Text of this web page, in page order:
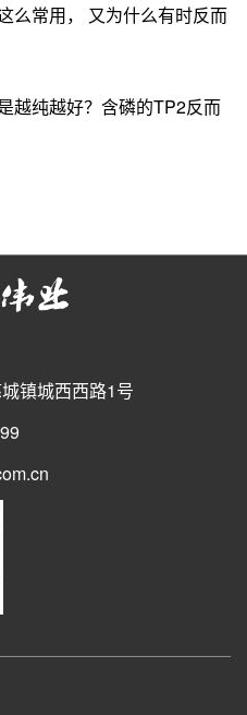
么常用， 又为什么有时反而
越纯越好？含磷的TP2反而
镇城西西路1号